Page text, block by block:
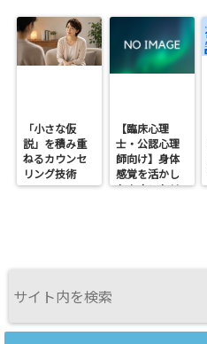
「小さな仮
説」を積み重
ねるカウンセ
リング技術
【臨床心理
士・公認心理
師向け】身体
感覚を活かし
たカウンセリ